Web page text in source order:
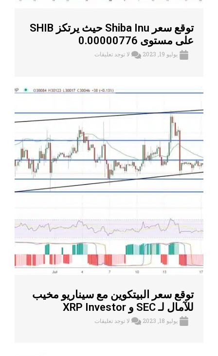
توقع سعر Shiba Inu حيث يرتكز SHIB
على مستوى 0.00000776
يوليو 19, 2023 لا توجد تعليقات
توقع سعر البيتكوين مع سيناريو مخيب
للآمال لـ SEC و XRP Investor
يوليو 18, 2023 لا توجد تعليقات